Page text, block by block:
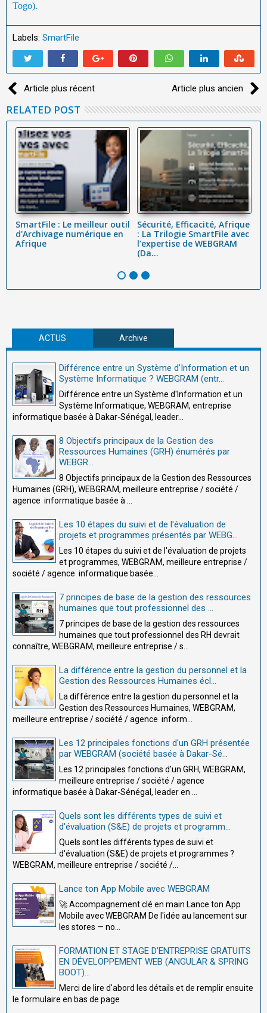
Togo).
Labels: SmartFile
Article plus récent Article plus ancien
RELATED POST
SmartFile : Le meilleur outil
d'Archivage numérique en
Afrique
Sécurité, Efficacité, Afrique
: La Trilogie SmartFile avec
l’expertise de WEBGRAM
(Da...
ACTUS Archive
Différence entre un Système d'Information et un
Système Informatique ? WEBGRAM (entr...
Différence entre un Système d'Information et un
Système Informatique, WEBGRAM, entreprise
informatique basée à Dakar-Sénégal, leader...
8 Objectifs principaux de la Gestion des
Ressources Humaines (GRH) énumérés par
WEBGR...
8 Objectifs principaux de la Gestion des Ressources
Humaines (GRH), WEBGRAM, meilleure entreprise / société /
agence informatique basée à ...
Les 10 étapes du suivi et de l'évaluation de
projets et programmes présentés par WEBG...
Les 10 étapes du suivi et de l'évaluation de projets
et programmes, WEBGRAM, meilleure entreprise /
société / agence informatique basée...
7 principes de base de la gestion des ressources
humaines que tout professionnel des ...
7 principes de base de la gestion des ressources
humaines que tout professionnel des RH devrait
connaître, WEBGRAM, meilleure entreprise / s...
La différence entre la gestion du personnel et la
Gestion des Ressources Humaines écl...
La différence entre la gestion du personnel et la
Gestion des Ressources Humaines, WEBGRAM,
meilleure entreprise / société / agence inform...
Les 12 principales fonctions d'un GRH présentée
par WEBGRAM (société basée à Dakar-Sé...
Les 12 principales fonctions d'un GRH, WEBGRAM,
meilleure entreprise / société / agence
informatique basée à Dakar-Sénégal, leader en ...
Quels sont les différents types de suivi et
d'évaluation (S&E) de projets et programm...
Quels sont les différents types de suivi et
d'évaluation (S&E) de projets et programmes ?
WEBGRAM, meilleure entreprise / société /...
Lance ton App Mobile avec WEBGRAM
🚀 Accompagnement clé en main Lance ton App
Mobile avec WEBGRAM De l'idée au lancement sur
les stores — no...
FORMATION ET STAGE D’ENTREPRISE GRATUITS
EN DÉVELOPPEMENT WEB (ANGULAR & SPRING
BOOT)...
Merci de lire d'abord les détails et de remplir ensuite
le formulaire en bas de page